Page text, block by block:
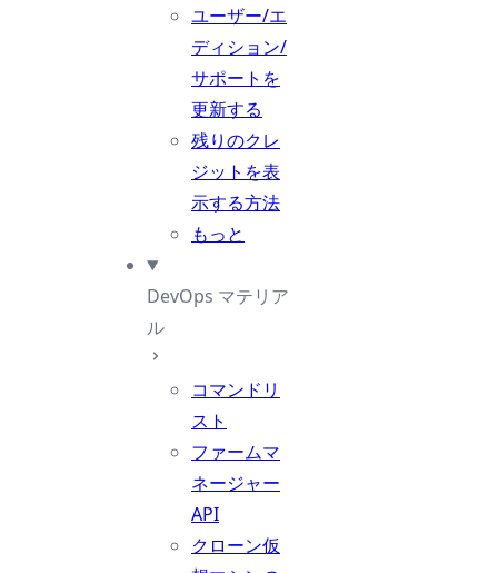
ユーザー/エ
ディション/
サポートを
更新する
残りのクレ
ジットを表
示する方法
もっと
DevOps マテリア
ル
コマンドリ
スト
ファームマ
ネージャー
API
クローン仮